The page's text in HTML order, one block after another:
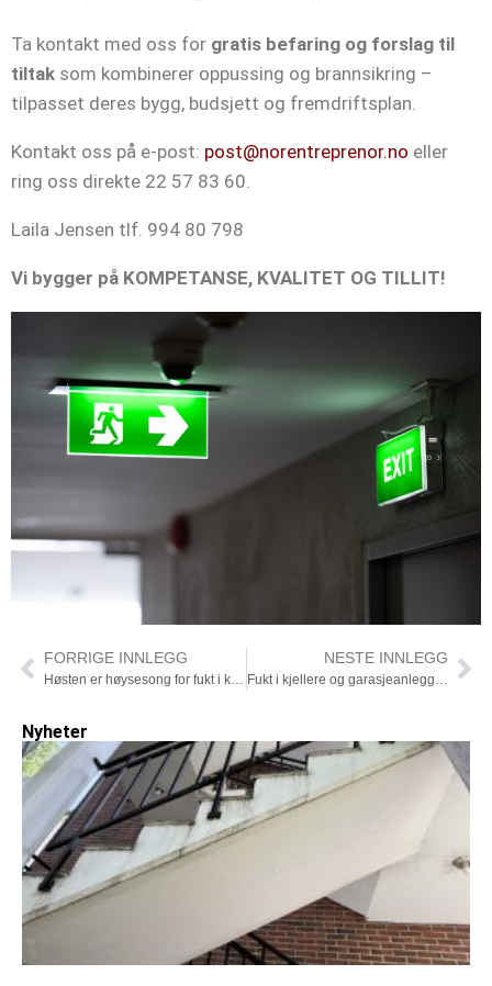
Ta kontakt med oss for gratis befaring og forslag til
tiltak som kombinerer oppussing og brannsikring –
tilpasset deres bygg, budsjett og fremdriftsplan.
Kontakt oss på e-post: post@norentreprenor.no eller
ring oss direkte 22 57 83 60.
Laila Jensen tlf. 994 80 798
Vi bygger på KOMPETANSE, KVALITET OG TILLIT!
FORRIGE INNLEGG
Høsten er høysesong for fukt i kjellere – dette bør du vite!
NESTE INNLEGG
Fukt i kjellere og garasjeanlegg – dette bør styret vite før skaden skjer
Nyheter